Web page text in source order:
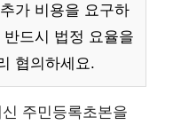
가 비용을 요구하
드시 법정 요율을
협의하세요.
주민등록초본을